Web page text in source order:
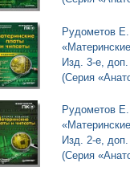
Рудометов
Изд. 3-е,
(Серия
Рудометов
Изд. 2-е,
(Серия